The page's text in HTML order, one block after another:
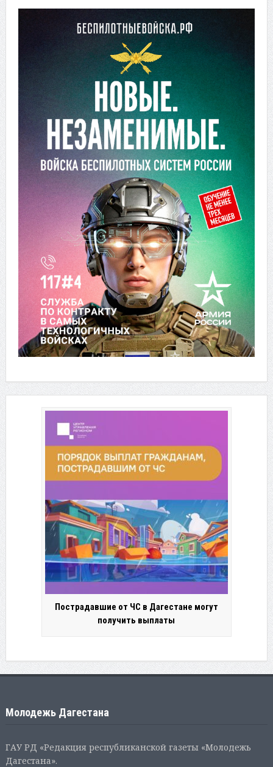
Пострадавшие от ЧС в Дагестане могут
получить выплаты
Молодежь Дагестана
ГАУ РД «Редакция республиканской газеты «Молодежь
Дагестана».